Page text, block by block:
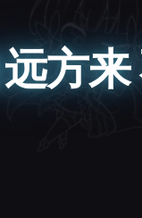
方